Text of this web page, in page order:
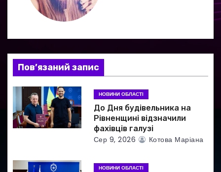
я
з
а
и
і
Пов’язаний запис
НОВИНИ ОБЛАСТІ
До Дня будівельника на
Рівненщині відзначили
фахівців галузі
Сер 9, 2026 Котова Маріана
НОВИНИ ОБЛАСТІ